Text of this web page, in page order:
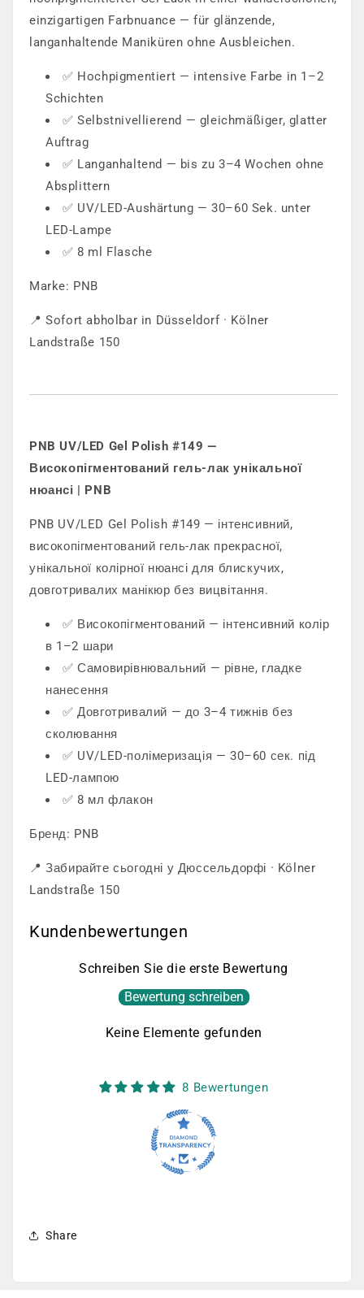
einzigartigen Farbnuance — für glänzende,
langanhaltende Maniküren ohne Ausbleichen.
✅ Hochpigmentiert — intensive Farbe in 1–2
Schichten
✅ Selbstnivellierend — gleichmäßiger, glatter
Auftrag
✅ Langanhaltend — bis zu 3–4 Wochen ohne
Absplittern
✅ UV/LED-Aushärtung — 30–60 Sek. unter
LED-Lampe
✅ 8 ml Flasche
Marke: PNB
📍 Sofort abholbar in Düsseldorf · Kölner
Landstraße 150
PNB UV/LED Gel Polish #149 —
Високопігментований гель-лак унікальної
нюансі | PNB
PNB UV/LED Gel Polish #149 — інтенсивний,
високопігментований гель-лак прекрасної,
унікальної колірної нюансі для блискучих,
довготривалих манікюр без вицвітання.
✅ Високопігментований — інтенсивний колір
в 1–2 шари
✅ Самовирівнювальний — рівне, гладке
нанесення
✅ Довготривалий — до 3–4 тижнів без
сколювання
✅ UV/LED-полімеризація — 30–60 сек. під
LED-лампою
✅ 8 мл флакон
Бренд: PNB
📍 Забирайте сьогодні у Дюссельдорфі · Kölner
Landstraße 150
Kundenbewertungen
Schreiben Sie die erste Bewertung
Bewertung schreiben
Keine Elemente gefunden
8 Bewertungen
Share